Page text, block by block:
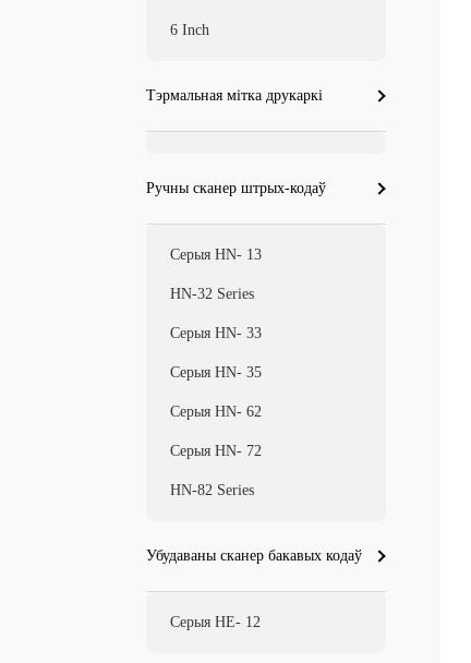
6 Inch
Тэрмальная мітка друкаркі
Ручны сканер штрых-кодаў
Серыя HN- 13
HN-32 Series
Серыя HN- 33
Серыя HN- 35
Серыя HN- 62
Серыя HN- 72
HN-82 Series
Убудаваны сканер бакавых кодаў
Серыя HE- 12